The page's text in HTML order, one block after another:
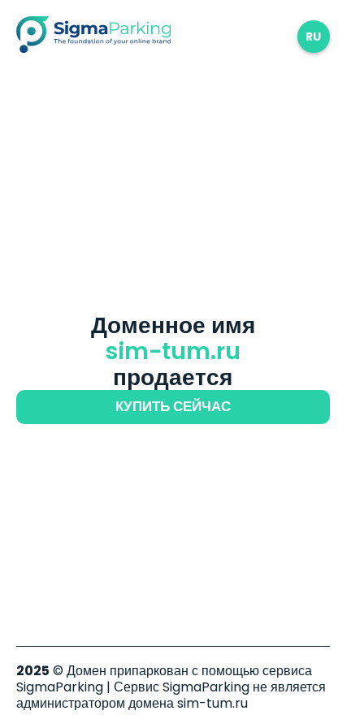
RU
Доменное имя
sim-tum.ru
продается
КУПИТЬ СЕЙЧАС
2025 © Домен припаркован с помощью сервиса
SigmaParking | Сервис SigmaParking не является
администратором домена sim-tum.ru